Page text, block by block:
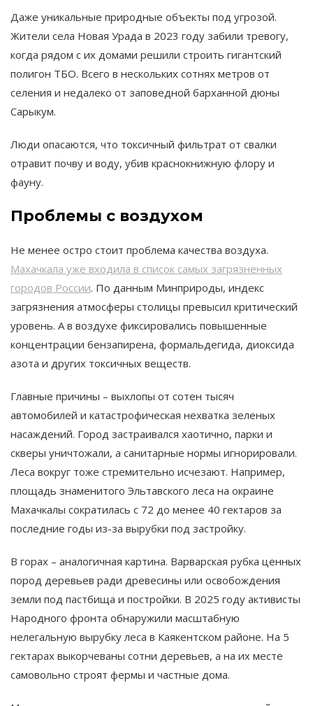
Даже уникальные природные объекты под угрозой.
Жители села Новая Урада в 2023 году забили тревогу,
когда рядом с их домами решили строить гигантский
полигон ТБО. Всего в нескольких сотнях метров от
селения и недалеко от заповедной барханной дюны
Сарыкум​.
Люди опасаются, что токсичный фильтрат от свалки
отравит почву и воду, убив краснокнижную флору и
фауну.
Проблемы с воздухом
Не менее остро стоит проблема качества воздуха.
Махачкала уже входила в список самых загрязненных
городов России. По данным Минприроды, индекс
загрязнения атмосферы столицы превысил критический
уровень. А в воздухе фиксировались повышенные
концентрации бензапирена, формальдегида, диоксида
азота и других токсичных веществ​.
Главные причины – выхлопы от сотен тысяч
автомобилей и катастрофическая нехватка зеленых
насаждений​. Город застраивался хаотично, парки и
скверы уничтожали, а санитарные нормы игнорировали.
Леса вокруг тоже стремительно исчезают. Например,
площадь знаменитого Эльтавского леса на окраине
Махачкалы сократилась с 72 до менее 40 гектаров за
последние годы из-за вырубки под застройку​.
В горах – аналогичная картина. Варварская рубка ценных
пород деревьев ради древесины или освобождения
земли под пастбища и постройки. В 2025 году активисты
Народного фронта обнаружили масштабную
нелегальную вырубку леса в Каякентском районе. На 5
гектарах выкорчеваны сотни деревьев, а на их месте
самовольно строят фермы и частные дома​.